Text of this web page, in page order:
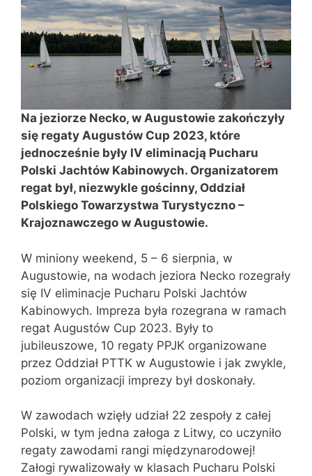
Na jeziorze Necko, w Augustowie zakończyły
się regaty Augustów Cup 2023, które
jednocześnie były IV eliminacją Pucharu
Polski Jachtów Kabinowych. Organizatorem
regat był, niezwykle gościnny, Oddział
Polskiego Towarzystwa Turystyczno –
Krajoznawczego w Augustowie.
W miniony weekend, 5 – 6 sierpnia, w
Augustowie, na wodach jeziora Necko rozegrały
się IV eliminacje Pucharu Polski Jachtów
Kabinowych. Impreza była rozegrana w ramach
regat Augustów Cup 2023. Były to
jubileuszowe, 10 regaty PPJK organizowane
przez Oddział PTTK w Augustowie i jak zwykle,
poziom organizacji imprezy był doskonały.
W zawodach wzięły udział 22 zespoły z całej
Polski, w tym jedna załoga z Litwy, co uczyniło
regaty zawodami rangi międzynarodowej!
Załogi rywalizowały w klasach Pucharu Polski